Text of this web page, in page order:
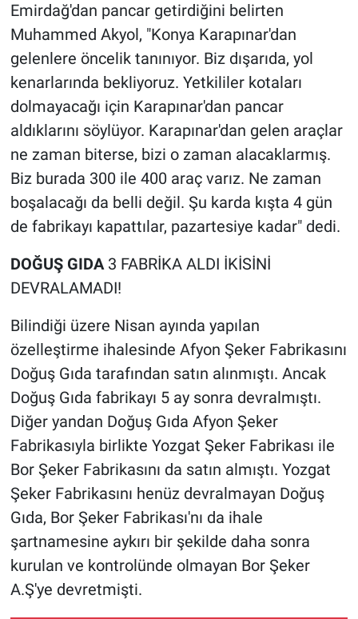
Emirdağ'dan pancar getirdiğini belirten
Muhammed Akyol, "Konya Karapınar'dan
gelenlere öncelik tanınıyor. Biz dışarıda, yol
kenarlarında bekliyoruz. Yetkililer kotaları
dolmayacağı için Karapınar'dan pancar
aldıklarını söylüyor. Karapınar'dan gelen araçlar
ne zaman biterse, bizi o zaman alacaklarmış.
Biz burada 300 ile 400 araç varız. Ne zaman
boşalacağı da belli değil. Şu karda kışta 4 gün
de fabrikayı kapattılar, pazartesiye kadar" dedi.
DOĞUŞ GIDA 3 FABRİKA ALDI İKİSİNİ
DEVRALAMADI!
Bilindiği üzere Nisan ayında yapılan
özelleştirme ihalesinde Afyon Şeker Fabrikasını
Doğuş Gıda tarafından satın alınmıştı. Ancak
Doğuş Gıda fabrikayı 5 ay sonra devralmıştı.
Diğer yandan Doğuş Gıda Afyon Şeker
Fabrikasıyla birlikte Yozgat Şeker Fabrikası ile
Bor Şeker Fabrikasını da satın almıştı. Yozgat
Şeker Fabrikasını henüz devralmayan Doğuş
Gıda, Bor Şeker Fabrikası'nı da ihale
şartnamesine aykırı bir şekilde daha sonra
kurulan ve kontrolünde olmayan Bor Şeker
A.Ş'ye devretmişti.